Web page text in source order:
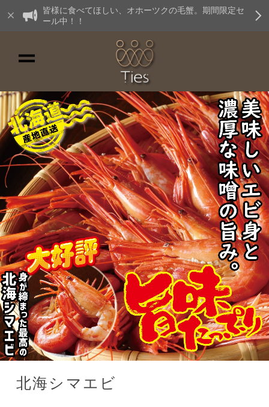
皆様に食べてほしい、オホーツクの毛蟹。期間限定セ
ール中！！
北海シマエビ